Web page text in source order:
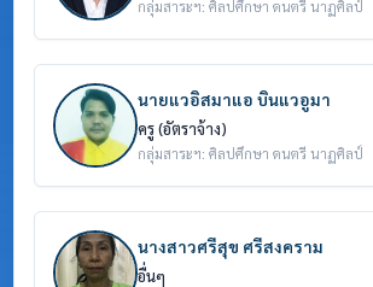
กลุ่มสาระฯ: ศิลปศึกษา ดนตรี นาฏศิลป์
นายแวอิสมาแอ บินแวอูมา
ครู (อัตราจ้าง)
กลุ่มสาระฯ: ศิลปศึกษา ดนตรี นาฏศิลป์
นางสาวศรีสุข ศรีสงคราม
อื่นๆ